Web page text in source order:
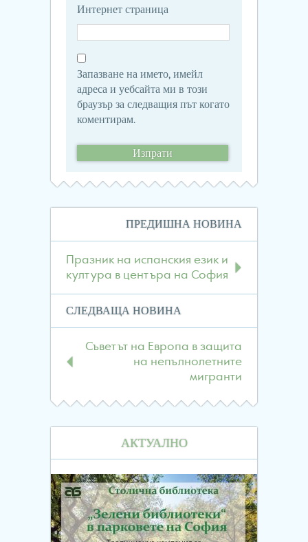
Интернет страница
Запазване на името, имейл
адреса и уебсайта ми в този
браузър за следващия път когато
коментирам.
Навигация
в
публикациите
ПРЕДИШНА НОВИНА
Празник на испанския език и
култура в центъра на София
СЛЕДВАЩА НОВИНА
Съветът на Европа в защита
на непълнолетните
мигранти
АКТУАЛНО